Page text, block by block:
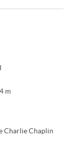
m
Charlie Chaplin